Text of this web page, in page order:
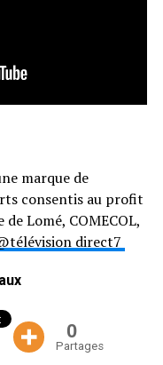
marque de
consentis au profit
Lomé, COMECOL,
direct7
0
Partages